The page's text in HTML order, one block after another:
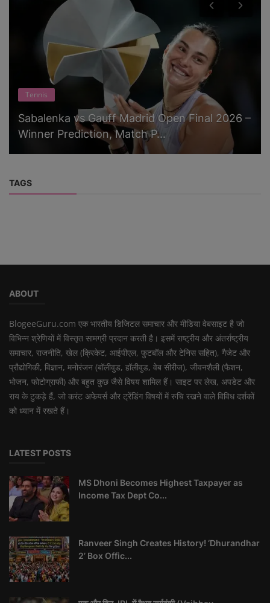
Tennis
Sabalenka vs Gauff Madrid Open Final 2026 –
Winner Prediction, Match P...
TAGS
ABOUT
BlogeeGuru.com एक भारतीय डिजिटल समाचार और मीडिया वेबसाइट है जो
विभिन्न श्रेणियों में विस्तृत सामग्री प्रदान करती है। इसमें राष्ट्रीय और अंतर्राष्ट्रीय
समाचार, राजनीति, खेल (क्रिकेट, आईपीएल, फुटबॉल और टेनिस सहित), गैजेट और
प्रौद्योगिकी, विज्ञान, मनोरंजन (बॉलीवुड, हॉलीवुड, वेब सीरीज), जीवनशैली (फैशन,
भोजन, फोटोग्राफी) और बहुत कुछ जैसे विषय शामिल हैं। साइट पर लेख, अपडेट और
राय के टुकड़े हैं, जो करंट अफेयर्स और ट्रेंडिंग विषयों में रुचि रखने वाले विविध दर्शकों
को ध्यान में रखते हैं।
LATEST POSTS
MS Dhoni Becomes Highest Taxpayer as
Income Tax Dept Co...
Ranveer Singh Creates History! ‘Dhurandhar
2’ Box Offic...